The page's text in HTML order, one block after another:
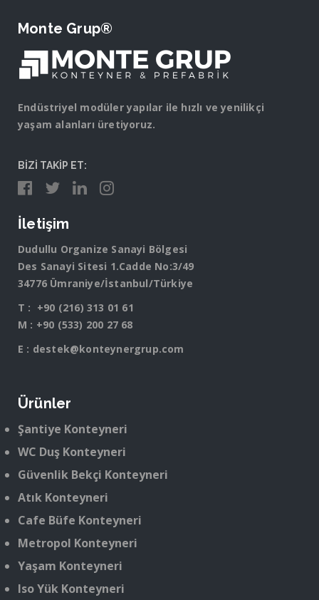
Monte Grup®
Endüstriyel modüler yapılar ile hızlı ve yenilikçi
yaşam alanları üretiyoruz.
BİZİ TAKİP ET:
İletişim
Dudullu Organize Sanayi Bölgesi
Des Sanayi Sitesi 1.Cadde No:3/49
34776 Ümraniye/İstanbul/Türkiye
T : +90 (216) 313 01 61
M : +90 (533) 200 27 68
E : destek@konteynergrup.com
Ürünler
Şantiye Konteyneri
WC Duş Konteyneri
Güvenlik Bekçi Konteyneri
Atık Konteyneri
Cafe Büfe Konteyneri
Metropol Konteyneri
Yaşam Konteyneri
Iso Yük Konteyneri